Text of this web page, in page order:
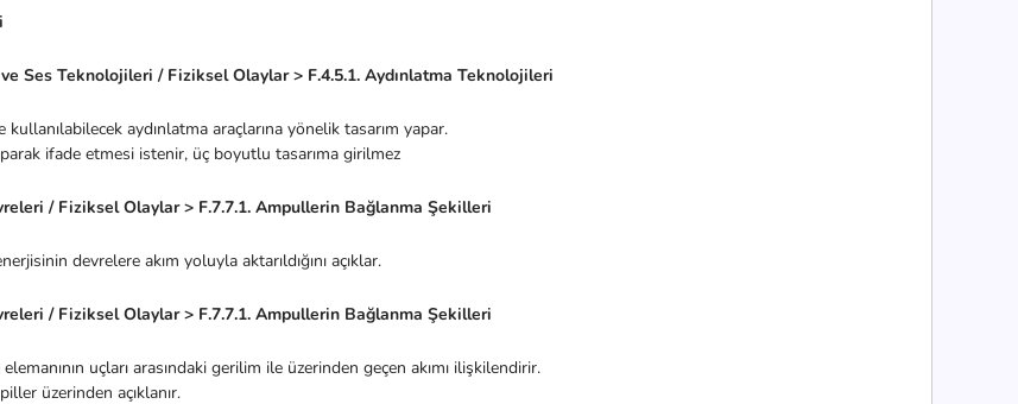
ve Ses Teknolojileri / Fiziksel Olaylar > F.4.5.1. Aydınlatma Teknolojileri
kullanılabilecek aydınlatma araçlarına yönelik tasarım yapar.
ifade etmesi istenir, üç boyutlu tasarıma girilmez
/ Fiziksel Olaylar > F.7.7.1. Ampullerin Bağlanma Şekilleri
devrelere akım yoluyla aktarıldığını açıklar.
/ Fiziksel Olaylar > F.7.7.1. Ampullerin Bağlanma Şekilleri
uçları arasındaki gerilim ile üzerinden geçen akımı ilişkilendirir.
üzerinden açıklanır.